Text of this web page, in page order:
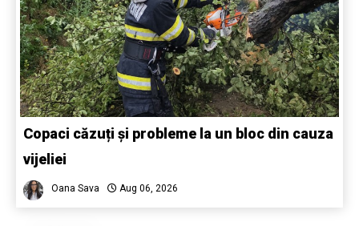
Copaci căzuți și probleme la un bloc din cauza
vijeliei
Oana Sava Aug 06, 2026